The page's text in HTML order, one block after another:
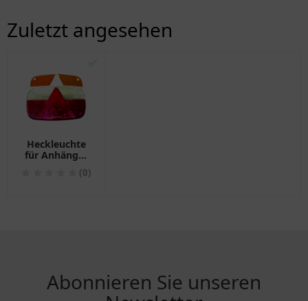
Zuletzt angesehen
✅
Heckleuchte
für Anhänger
Multipoint III
(0)
Abonnieren Sie unseren